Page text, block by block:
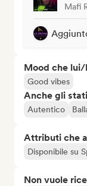
Mafi
Mood che lui/
Good vibes
Anche gli
Autentico
Attributi che
Disponibile su
Non vuole